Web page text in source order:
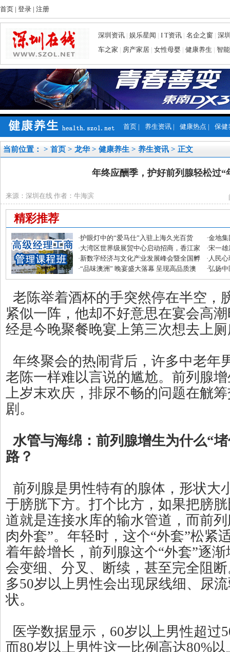
首页 | 登录 | 注册
深圳资讯 | 娱乐星闻 | I T资讯 | 名企之窗 | 深
车之家 | 房产家居 | 女性母婴 | 健康养生 | 智
首页 | 养生资讯 | 健康热点 | 保健
当前位置： > 首页 > 龙华> 健康养生 > 养生资讯 > 正文
年终应酬季，护好前列腺轻松过“
来源：深圳在线 作者：牛海滨
精彩推荐
·护眼灯中的“爱马仕”入驻上海久光百货 ·金地集
磅优惠
·大湾区世界级展贸中心启动招商，香江家
居打造建材家居业“东方米兰展”
·宋一雄
生逆袭
·新数字经济与文化产业发展峰会暨全国孵
化中心年度盛典圆满收官
· 人民
·“品味澳洲” 晚宴盛大落幕 呈现高品质澳
式美味
·弘扬中
滋补节
老陈举着酒杯的手突然停在半空，
紧似一阵，他却不好意思在宴会高
经是今晚聚餐晚宴上第三次想去上
年终聚会的热闹背后，许多中老年
老陈一样难以言说的尴尬。前列腺
上岁末欢庆，排尿不畅的问题在觥
剧。
水管与海绵：前列腺增生为什么“
路？
前列腺是男性特有的腺体，形状大
于膀胱下方。打个比方，如果把膀
道就是连接水库的输水管道，而前
肉外套”。年轻时，这个“外套”松紧
着年龄增长，前列腺这个“外套”逐
会变细、分叉、断续，甚至完全阻
多50岁以上男性会出现尿线细、尿
状。
医学数据显示，60岁以上男性超过
而80岁以上男性这一比例高达80%